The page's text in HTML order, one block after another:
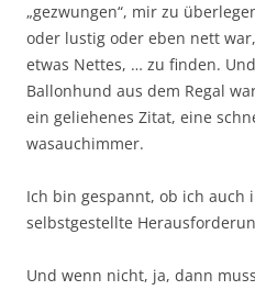
„gezwungen“, mir zu
oder lustig oder eben nett
etwas Nettes, … zu finden.
Ballonhund aus dem Regal
ein geliehenes Zitat, eine
wasauchimmer.
Ich bin gespannt, ob ich auch
selbstgestellte
Und wenn nicht, ja, dann